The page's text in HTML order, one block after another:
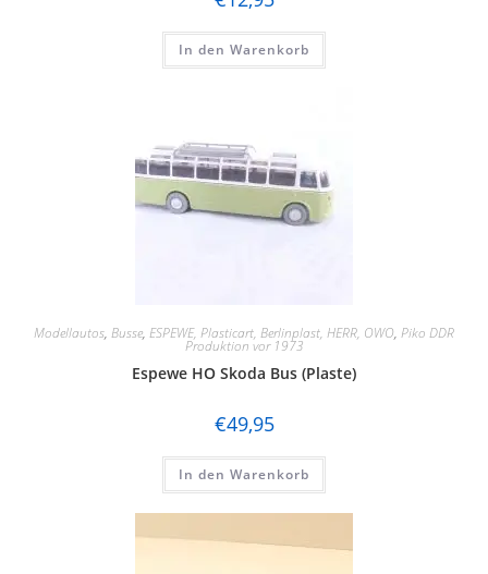
In den Warenkorb
Modellautos, Busse, ESPEWE, Plasticart, Berlinplast, HERR, OWO, Piko DDR
Produktion vor 1973
Espewe HO Skoda Bus (Plaste)
€49,95
In den Warenkorb